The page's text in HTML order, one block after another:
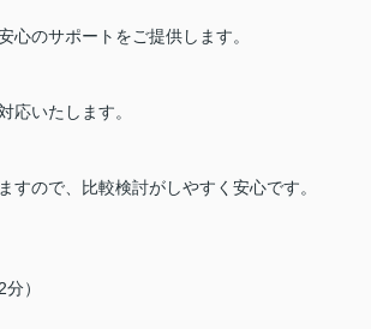
のサポートをご提供します。
いたします。
ので、比較検討がしやすく安心です。
）